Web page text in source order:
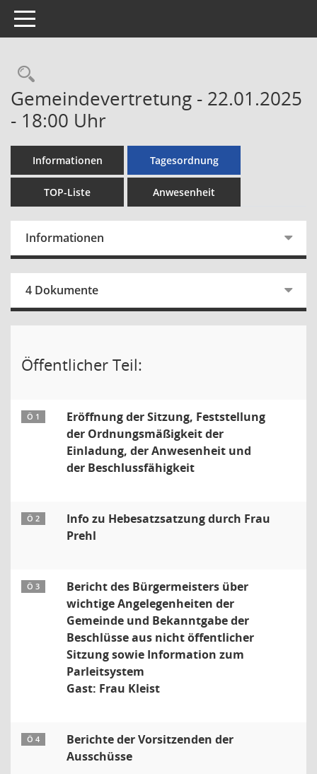
Toggle navigation
Rechercheauswahl
Gemeindevertretung - 22.01.2025
- 18:00 Uhr
Informationen Tagesordnung
TOP-Liste Anwesenheit
Informationen
4 Dokumente
Öffentlicher Teil:
Ö 1
Eröffnung der Sitzung, Feststellung
der Ordnungsmäßigkeit der
Einladung, der Anwesenheit und
der Beschlussfähigkeit
Ö 2
Info zu Hebesatzsatzung durch Frau
Prehl
Ö 3
Bericht des Bürgermeisters über
wichtige Angelegenheiten der
Gemeinde und Bekanntgabe der
Beschlüsse aus nicht öffentlicher
Sitzung sowie Information zum
Parleitsystem
Gast: Frau Kleist
Ö 4
Berichte der Vorsitzenden der
Ausschüsse